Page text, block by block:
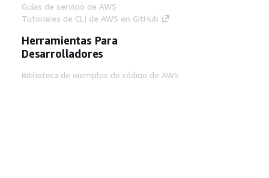
Guías de servicio de AWS
Tutoriales de CLI de AWS en GitHub
Herramientas Para
Desarrolladores
Biblioteca de ejemplos de código de AWS